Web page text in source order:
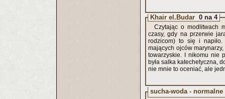
Khair el.Budar 0 na 4
Czytając o modlitwach
czasy, gdy na przerwie
rodzicom) to się i
mających ojców
towarzyskie. I nikomu nie
była salka katechetyczna,
nie mnie to oceniać, ale
sucha-woda - normalne